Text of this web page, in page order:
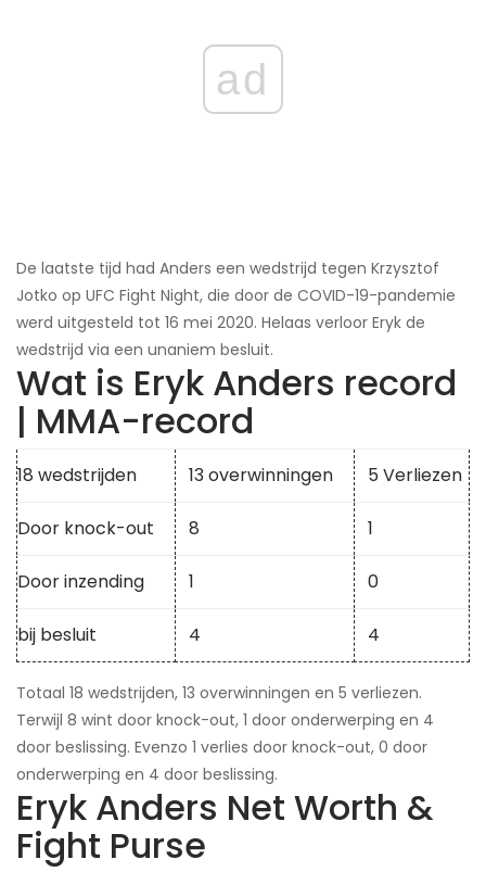
ad
De laatste tijd had Anders een wedstrijd tegen Krzysztof
Jotko op UFC Fight Night, die door de COVID-19-pandemie
werd uitgesteld tot 16 mei 2020. Helaas verloor Eryk de
wedstrijd via een unaniem besluit.
Wat is Eryk Anders record
| MMA-record
18 wedstrijden 13 overwinningen 5 Verliezen
Door knock-out 8 1
Door inzending 1 0
bij besluit 4 4
Totaal 18 wedstrijden, 13 overwinningen en 5 verliezen.
Terwijl 8 wint door knock-out, 1 door onderwerping en 4
door beslissing. Evenzo 1 verlies door knock-out, 0 door
onderwerping en 4 door beslissing.
Eryk Anders Net Worth &
Fight Purse